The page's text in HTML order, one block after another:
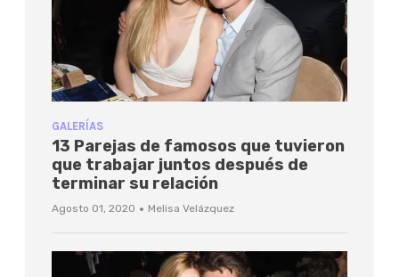
GALERÍAS
13 Parejas de famosos que tuvieron
que trabajar juntos después de
terminar su relación
Agosto 01, 2020 · Melisa Velázquez